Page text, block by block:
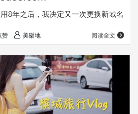
8年之后，我决定又一次更换新域名
赞 美樂地 阅读全文